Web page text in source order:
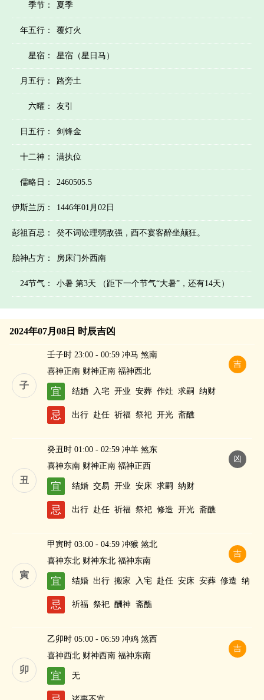
季节： 夏季
年五行： 覆灯火
星宿： 星宿（星日马）
月五行： 路旁土
六曜： 友引
日五行： 剑锋金
十二神： 满执位
儒略日： 2460505.5
伊斯兰历： 1446年01月02日
彭祖百忌： 癸不词讼理弱敌强，酉不宴客醉坐颠狂。
胎神占方： 房床门外西南
24节气： 小暑 第3天 （距下一个节气“大暑”，还有14天）
2024年07月08日 时辰吉凶
子
吉
壬子时 23:00 - 00:59 冲马 煞南
喜神正南 财神正南 福神西北
宜 结婚 入宅 开业 安葬 作灶 求嗣 纳财
忌 出行 赴任 祈福 祭祀 开光 斋醮
丑
凶
癸丑时 01:00 - 02:59 冲羊 煞东
喜神东南 财神正南 福神正西
宜 结婚 交易 开业 安床 求嗣 纳财
忌 出行 赴任 祈福 祭祀 修造 开光 斋醮
寅
吉
甲寅时 03:00 - 04:59 冲猴 煞北
喜神东北 财神东北 福神东南
宜 结婚 出行 搬家 入宅 赴任 安床 安葬 修造 纳
财
忌 祈福 祭祀 酬神 斋醮
卯
吉
乙卯时 05:00 - 06:59 冲鸡 煞西
喜神西北 财神西南 福神东南
宜 无